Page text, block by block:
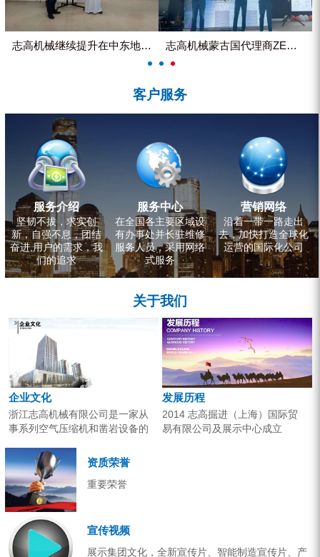
洗轮机
志高机械继续提升在中东地区的市... 志高机械蒙古国代理商ZEGA客...
客户服务
服务介绍
坚韧不拔，求实创
新，自强不息，团结
奋进,用户的需求，我
们的追求
服务中心
在全国各主要区域设
有办事处并长驻维修
服务人员，采用网络
式服务
营销网络
沿着一带一路走出
去，加快打造全球化
运营的国际化公司
关于我们
企业文化
浙江志高机械有限公司是一家从
事系列空气压缩机和凿岩设备的
的专业机构。产品广泛应用于工
业气源、各类矿山开采和工程项
目建设。企业以技术开发为核
心，...
发展历程
2014 志高掘进（上海）国际贸
易有限公司及展示中心成立
资质荣誉
重要荣誉
宣传视频
展示集团文化，全新宣传片、智能制造宣传片、产